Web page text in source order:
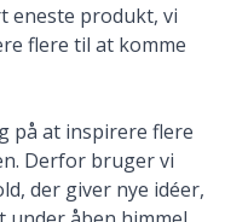
eneste produkt, vi
flere til at komme
på at inspirere flere
Derfor bruger vi
der giver nye idéer,